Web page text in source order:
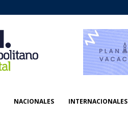
NACIONALES INTERNACIONALES